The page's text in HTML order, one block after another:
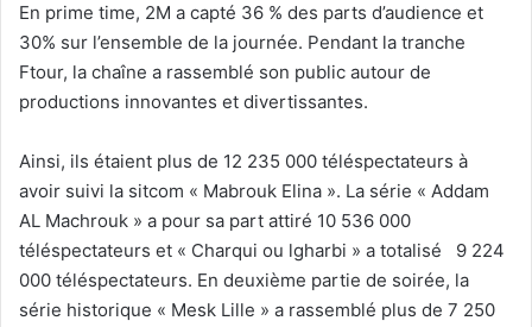
En prime time, 2M a capté 36 % des parts d’audience et
30% sur l’ensemble de la journée. Pendant la tranche
Ftour, la chaîne a rassemblé son public autour de
productions innovantes et divertissantes.
Ainsi, ils étaient plus de 12 235 000 téléspectateurs à
avoir suivi la sitcom « Mabrouk Elina ». La série « Addam
AL Machrouk » a pour sa part attiré 10 536 000
téléspectateurs et « Charqui ou lgharbi » a totalisé 9 224
000 téléspectateurs. En deuxième partie de soirée, la
série historique « Mesk Lille » a rassemblé plus de 7 250